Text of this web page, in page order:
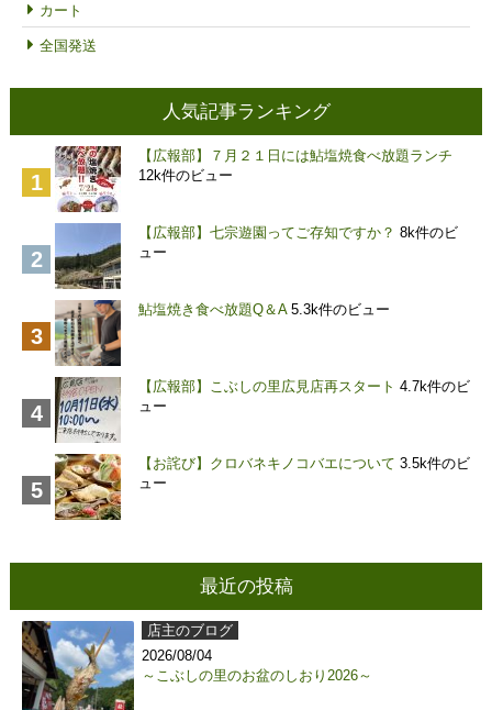
カート
全国発送
人気記事ランキング
【広報部】７月２１日には鮎塩焼食べ放題ランチ
12k件のビュー
【広報部】七宗遊園ってご存知ですか？ 8k件のビ
ュー
鮎塩焼き食べ放題Q＆A 5.3k件のビュー
【広報部】こぶしの里広見店再スタート 4.7k件のビ
ュー
【お詫び】クロバネキノコバエについて 3.5k件のビ
ュー
最近の投稿
店主のブログ
2026/08/04
～こぶしの里のお盆のしおり2026～